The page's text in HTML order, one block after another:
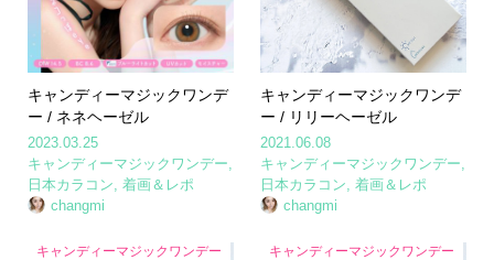
キャンディーマジックワンデ
ー / ネネヘーゼル
2023.03.25
キャンディーマジックワンデー
日本カラコン 着画＆レポ
changmi
キャンディーマジックワンデ
ー / リリーヘーゼル
2021.06.08
キャンディーマジックワンデー
日本カラコン ,着画＆レポ
changmi
キャンディーマジックワンデー キャンディーマジックワンデー